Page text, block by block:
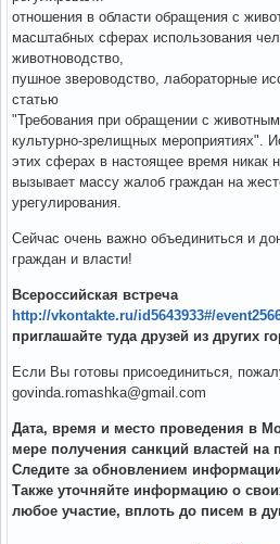
отношения в области обращения с
масштабных сферах использования
животноводство,
пушное звероводство, лабораторные
статью
"Требования при обращении с
культурно-зрелищных мероприятиях".
этих сферах в настоящее время никак
вызывает массу жалоб граждан на
урегулирования.
Сейчас очень важно объединиться и
граждан и власти!
Всероссийская встреча
http://vkontakte.ru/id5643933#/
приглашайте туда друзей из других
Если Вы готовы присоединиться,
govinda.romashka@gmail.com
Дата, время и место проведения в
мере получения санкций властей на
Следите за обновлением
Также уточняйте информацию о
любое участие, вплоть до писем в